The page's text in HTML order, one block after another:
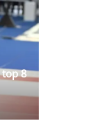
top 8